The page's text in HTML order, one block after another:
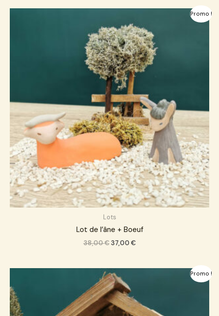
Promo !
Lots
Lot de l’âne + Boeuf
38,00€
initial
était :
38,00 €.
37,00 €
actuel
est :
37,00 €.
Promo !
Le
prix
initial
était :
95,00 €.89,00 €.